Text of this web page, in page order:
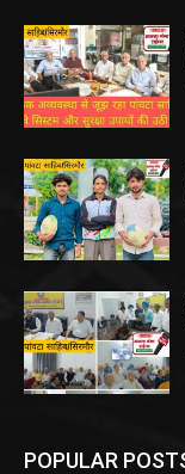
POPULAR